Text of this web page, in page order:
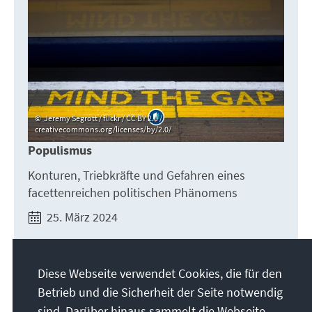
Jeremy Segrott / flickr / CC BY 2.0 /
creativecommons.org/licenses/by/2.0/
Populismus
Konturen, Triebkräfte und Gefahren eines
facettenreichen politischen Phänomens
25. März 2024
Diese Webseite verwendet Cookies, die für den
Betrieb und die Sicherheit der Seite notwendig